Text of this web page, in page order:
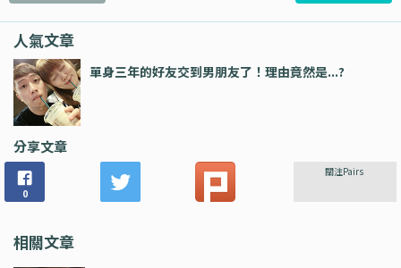
人氣文章
單身三年的好友交到男朋友了！理由竟然是...?
分享文章
0
關注Pairs
相關文章